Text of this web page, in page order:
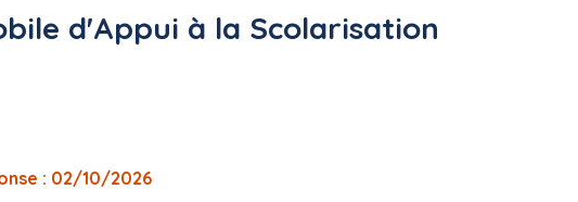
d'Appui à la Scolarisation
: 02/10/2026